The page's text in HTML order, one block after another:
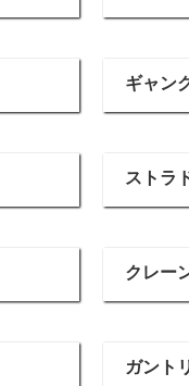
ギャン
ストラ
クレー
ガント